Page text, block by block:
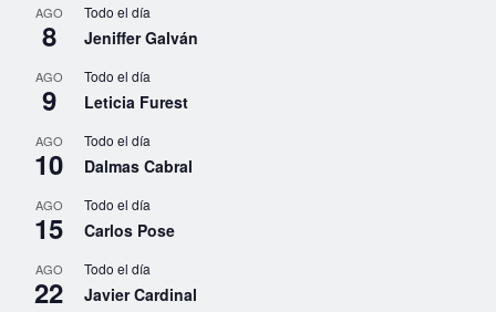
AGO
8
Todo el día
Jeniffer Galván
AGO
9
Todo el día
Leticia Furest
AGO
10
Todo el día
Dalmas Cabral
AGO
15
Todo el día
Carlos Pose
AGO
22
Todo el día
Javier Cardinal